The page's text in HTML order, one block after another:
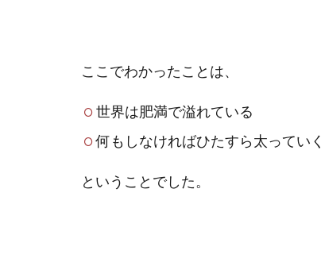
ここでわかったことは、
世界は肥満で溢れている
何もしなければひたすら太っていく
ということでした。